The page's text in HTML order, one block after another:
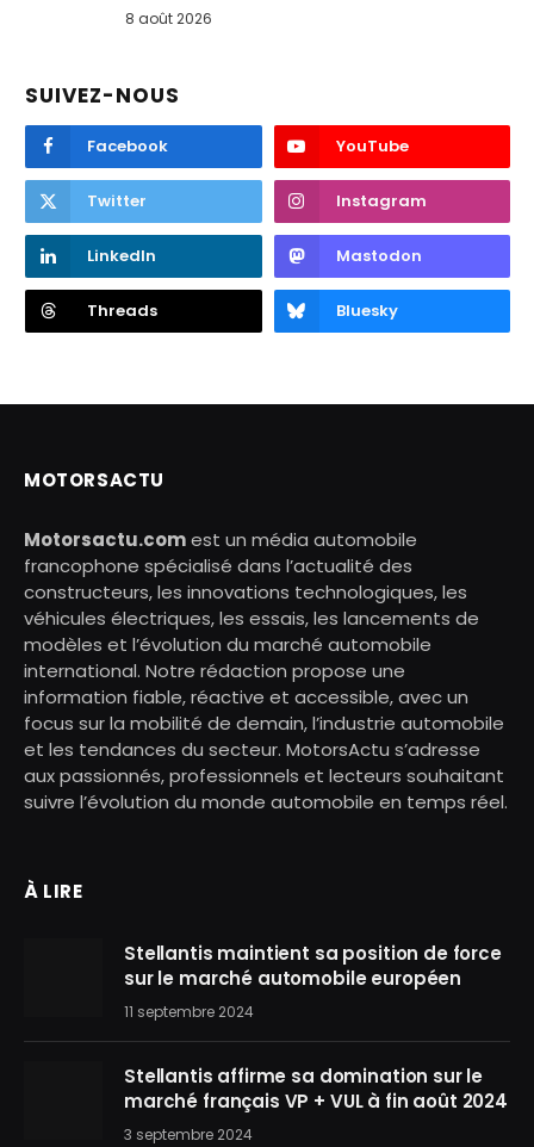
8 août 2026
SUIVEZ-NOUS
Facebook YouTube
Twitter Instagram
LinkedIn Mastodon
Threads Bluesky
MOTORSACTU
Motorsactu.comest un média automobile
francophone spécialisé dans l’actualité des
constructeurs, les innovations technologiques, les
véhicules électriques, les essais, les lancements de
modèles et l’évolution du marché automobile
international. Notre rédaction propose une
information fiable, réactive et accessible, avec un
focus sur la mobilité de demain, l’industrie automobile
et les tendances du secteur. MotorsActu s’adresse
aux passionnés, professionnels et lecteurs souhaitant
suivre l’évolution du monde automobile en temps réel.
À LIRE
Stellantis maintient sa position de force
sur le marché automobile européen
11 septembre 2024
Stellantis affirme sa domination sur le
marché français VP + VUL à fin août 2024
3 septembre 2024